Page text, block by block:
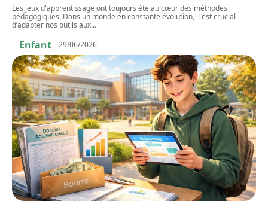
Les jeux d'apprentissage ont toujours été au cœur des méthodes
pédagogiques. Dans un monde en constante évolution, il est crucial
d’adapter nos outils aux…
Enfant 29/06/2026